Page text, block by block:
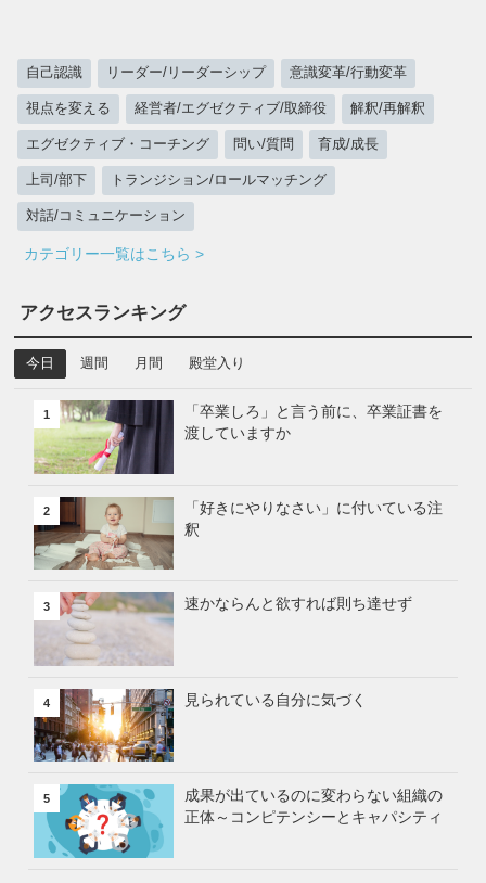
自己認識 リーダー/リーダーシップ 意識変革/行動変革
視点を変える 経営者/エグゼクティブ/取締役 解釈/再解釈
エグゼクティブ・コーチング 問い/質問 育成/成長
上司/部下 トランジション/ロールマッチング
対話/コミュニケーション
カテゴリー一覧はこちら >
アクセスランキング
今日 週間 月間 殿堂入り
1
「卒業しろ」と言う前に、卒業証書を
渡していますか
2
「好きにやりなさい」に付いている注
釈
3 速かならんと欲すれば則ち達せず
4 見られている自分に気づく
5
成果が出ているのに変わらない組織の
正体～コンピテンシーとキャパシティ